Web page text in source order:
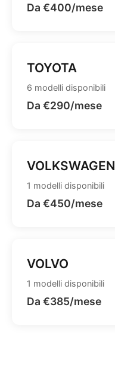
Da €400/mese
TOYOTA
6 modelli disponibili
Da €290/mese
VOLKSWAGEN
1 modelli disponibili
Da €450/mese
VOLVO
1 modelli disponibili
Da €385/mese